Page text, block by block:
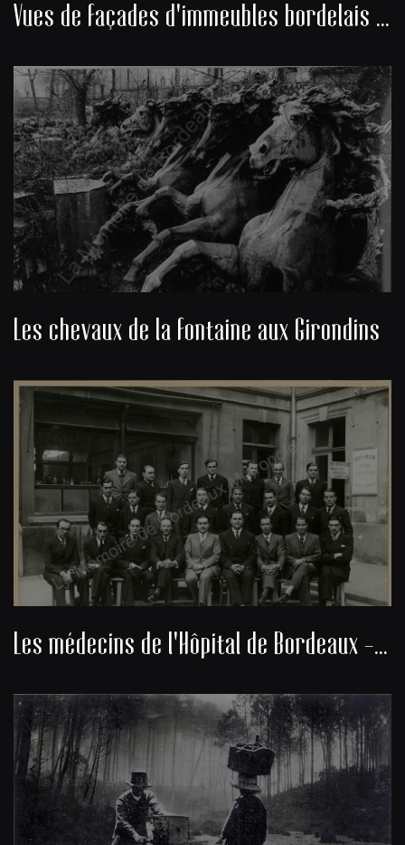
Vues de façades d'immeubles bordelais du cours de Verdun
Les chevaux de la fontaine aux Girondins
Les médecins de l'Hôpital de Bordeaux - promotion année 1930